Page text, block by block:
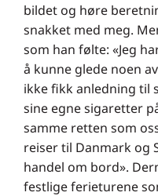
bildet og høre
snakket med meg.
som han følte: «Jeg
å kunne glede noen
ikke fikk anledning til
sine egne sigaretter
samme retten som
reiser til Danmark og
handel om bord».
festlige ferieturene